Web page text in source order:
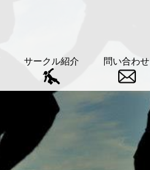
サークル紹介 問い合わせ